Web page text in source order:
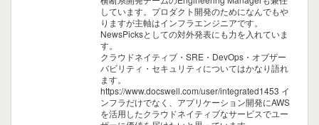
しています。プロダクト開発のためになんでもや
りますが主軸はインフラエンジニアです。
NewsPicksとしての対外発表にも力を入れていま
す。
クラウドネイティブ・SRE・DevOps・オブザー
バビリティ・セキュリティについてはかなり語れ
ます。
https://www.docswell.com/user/integrated1453 イ
ンフラだけでなく、アプリケーション開発にAWS
を活用したクラウドネイティブなサービスでユー